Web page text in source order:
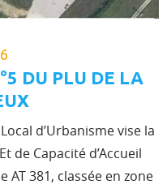
DU PLU DE LA
d’Urbanisme vise la
de Capacité d’Accueil
AT 381, classée en zone